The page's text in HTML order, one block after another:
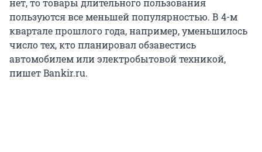
нет, то товары длительного пользования
пользуются все меньшей популярностью. В 4-м
квартале прошлого года, например, уменьшилось
число тех, кто планировал обзавестись
автомобилем или электробытовой техникой,
пишет Bankir.ru.